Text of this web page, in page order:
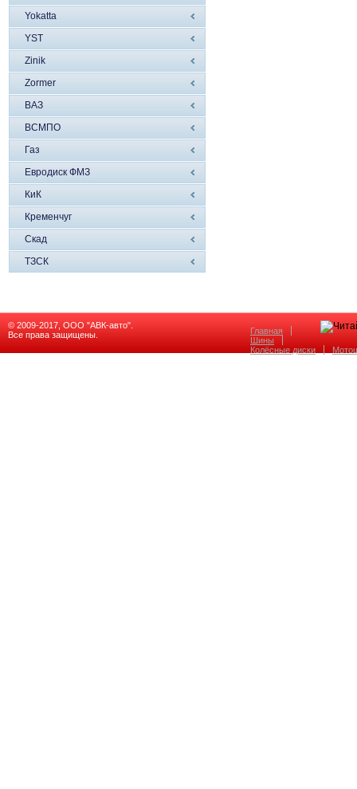
Yokatta
YST
Zinik
Zormer
ВАЗ
ВСМПО
Газ
Евродиск ФМЗ
КиК
Кременчуг
Скад
ТЗСК
© 2009-2017, ООО "АВК-авто".
Все права защищены.
Главная
Шины
Колёсные диски